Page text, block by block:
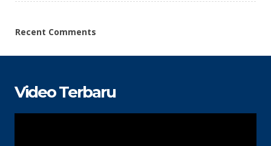
Recent Comments
Video Terbaru